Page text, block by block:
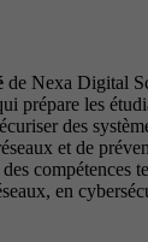
de Nexa Digital
prépare les
des
et de
compétences
en